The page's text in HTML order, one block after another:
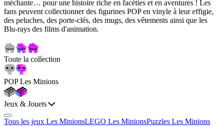
méchante… pour une histoire riche en facéties et en aventures ! Les
fans peuvent collectionner des figurines POP en vinyle à leur effigie,
des peluches, des porte-clés, des mugs, des vêtements ainsi que les
Blu-rays des films d'animation.
Toute la collection
POP Les Minions
Jeux & Jouets
Tous les jeux Les MinionsLEGO Les MinionsPuzzles Les Minions